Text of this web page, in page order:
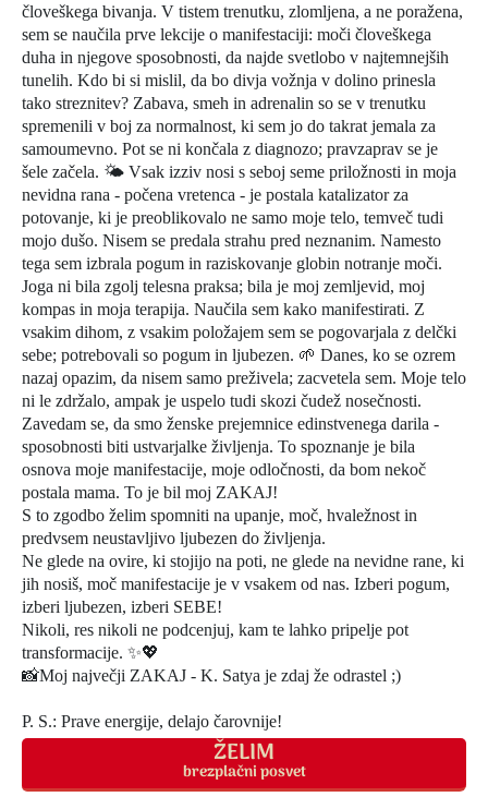
človeškega bivanja. V tistem trenutku, zlomljena, a ne poražena,
sem se naučila prve lekcije o manifestaciji: moči človeškega
duha in njegove sposobnosti, da najde svetlobo v najtemnejših
tunelih. Kdo bi si mislil, da bo divja vožnja v dolino prinesla
tako streznitev? Zabava, smeh in adrenalin so se v trenutku
spremenili v boj za normalnost, ki sem jo do takrat jemala za
samoumevno. Pot se ni končala z diagnozo; pravzaprav se je
šele začela. 🌤️ Vsak izziv nosi s seboj seme priložnosti in moja
nevidna rana - počena vretenca - je postala katalizator za
potovanje, ki je preoblikovalo ne samo moje telo, temveč tudi
mojo dušo. Nisem se predala strahu pred neznanim. Namesto
tega sem izbrala pogum in raziskovanje globin notranje moči.
Joga ni bila zgolj telesna praksa; bila je moj zemljevid, moj
kompas in moja terapija. Naučila sem kako manifestirati. Z
vsakim dihom, z vsakim položajem sem se pogovarjala z delčki
sebe; potrebovali so pogum in ljubezen. 🌱 Danes, ko se ozrem
nazaj opazim, da nisem samo preživela; zacvetela sem. Moje telo
ni le zdržalo, ampak je uspelo tudi skozi čudež nosečnosti.
Zavedam se, da smo ženske prejemnice edinstvenega darila -
sposobnosti biti ustvarjalke življenja. To spoznanje je bila
osnova moje manifestacije, moje odločnosti, da bom nekoč
postala mama. To je bil moj ZAKAJ!
S to zgodbo želim spomniti na upanje, moč, hvaležnost in
predvsem neustavljivo ljubezen do življenja.
Ne glede na ovire, ki stojijo na poti, ne glede na nevidne rane, ki
jih nosiš, moč manifestacije je v vsakem od nas. Izberi pogum,
izberi ljubezen, izberi SEBE!
Nikoli, res nikoli ne podcenjuj, kam te lahko pripelje pot
transformacije. ✨💖
📸Moj največji ZAKAJ - K. Satya je zdaj že odrastel ;)
P. S.: Prave energije, delajo čarovnije!
ŽELIM
brezplačni posvet